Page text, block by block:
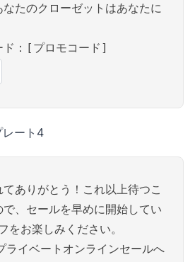
たのクローゼットはあなたに
ド：[プロモコード]
レート4
ありがとう！これ以上待つこ
、セールを早めに開始してい
をお楽しみください。
イベートオンラインセールへ